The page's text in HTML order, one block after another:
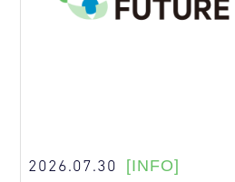
2026.07.30 [INFO]